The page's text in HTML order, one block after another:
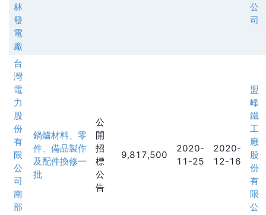
林
發
電
廠
公
司
台
灣
電
力
股
份
有
限
公
司
南
部
鍋爐材料、零
件、備品製作
及配件換修一
批
公
開
招
標
公
告
9,817,500
2020-
11-25
2020-
12-16
盟
峰
鐵
工
廠
股
份
有
限
公